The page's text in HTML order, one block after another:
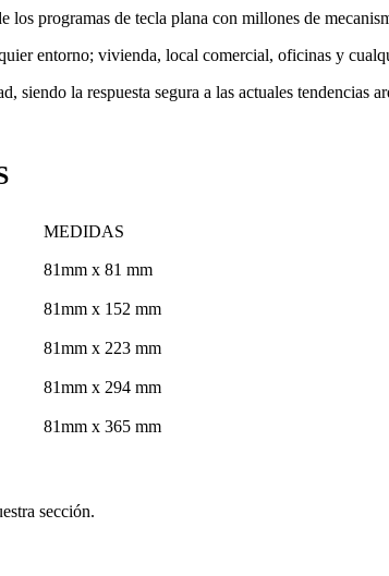
programas de tecla plana con millones de
entorno; vivienda, local comercial, oficinas y
siendo la respuesta segura a las actuales tendencias
MEDIDAS
81mm x 81 mm
81mm x 152 mm
81mm x 223 mm
81mm x 294 mm
81mm x 365 mm
sección.